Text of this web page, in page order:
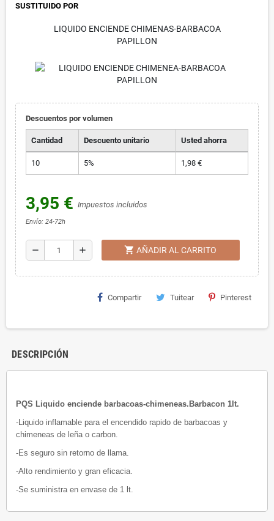
SUSTITUIDO POR
LIQUIDO ENCIENDE CHIMENAS-BARBACOA
PAPILLON
Descuentos por volumen
Cantidad Descuento unitario Usted ahorra
10 5% 1,98 €
3,95 € Impuestos incluidos
Envío: 24-72h
remove add shopping_cart AÑADIR AL CARRITO
Compartir Tuitear Pinterest
DESCRIPCIÓN
PQS Liquido enciende barbacoas-chimeneas.Barbacon 1lt.
-Liquido inflamable para el encendido rapido de barbacoas y
chimeneas de leña o carbon.
-Es seguro sin retorno de llama.
-Alto rendimiento y gran eficacia.
-Se suministra en envase de 1 lt.